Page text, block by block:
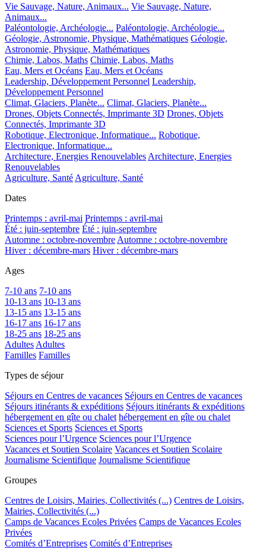
Vie Sauvage, Nature, Animaux... Vie Sauvage, Nature,
Animaux...
Paléontologie, Archéologie... Paléontologie, Archéologie...
Géologie, Astronomie, Physique, Mathématiques Géologie,
Astronomie, Physique, Mathématiques
Chimie, Labos, Maths Chimie, Labos, Maths
Eau, Mers et Océans Eau, Mers et Océans
Leadership, Développement Personnel Leadership,
Développement Personnel
Climat, Glaciers, Planète... Climat, Glaciers, Planète...
Drones, Objets Connectés, Imprimante 3D Drones, Objets
Connectés, Imprimante 3D
Robotique, Electronique, Informatique... Robotique,
Electronique, Informatique...
Architecture, Energies Renouvelables Architecture, Energies
Renouvelables
Agriculture, Santé Agriculture, Santé
Dates
Printemps : avril-mai Printemps : avril-mai
Été : juin-septembre Été : juin-septembre
Automne : octobre-novembre Automne : octobre-novembre
Hiver : décembre-mars Hiver : décembre-mars
Ages
7-10 ans 7-10 ans
10-13 ans 10-13 ans
13-15 ans 13-15 ans
16-17 ans 16-17 ans
18-25 ans 18-25 ans
Adultes Adultes
Familles Familles
Types de séjour
Séjours en Centres de vacances Séjours en Centres de vacances
Séjours itinérants & expéditions Séjours itinérants & expéditions
hébergement en gîte ou chalet hébergement en gîte ou chalet
Sciences et Sports Sciences et Sports
Sciences pour l’Urgence Sciences pour l’Urgence
Vacances et Soutien Scolaire Vacances et Soutien Scolaire
Journalisme Scientifique Journalisme Scientifique
Groupes
Centres de Loisirs, Mairies, Collectivités (...) Centres de Loisirs,
Mairies, Collectivités (...)
Camps de Vacances Ecoles Privées Camps de Vacances Ecoles
Privées
Comités d’Entreprises Comités d’Entreprises